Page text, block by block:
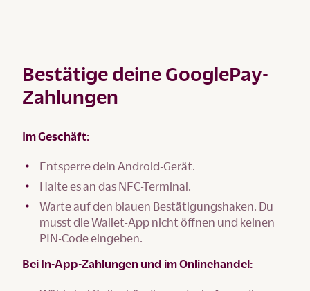
Bestätige deine GooglePay-
Zahlungen
Im Geschäft:
Entsperre dein Android-Gerät.
Halte es an das NFC-Terminal.
Warte auf den blauen Bestätigungshaken. Du
musst die Wallet-App nicht öffnen und keinen
PIN-Code eingeben.
Bei In-App-Zahlungen und im Onlinehandel: